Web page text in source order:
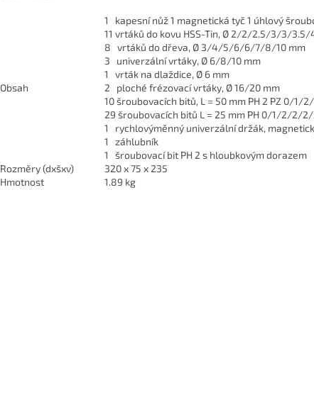
Obsah
1 kapesní nůž 1 magnetická tyč 1 úhlový
11 vrtáků do kovu HSS-Tin, Ø 2/2/2.5/3/3/
8 vrtáků do dřeva, Ø 3/4/5/6/6/7/8/10 mm
3 univerzální vrtáky, Ø 6/8/10 mm
1 vrták na dlaždice, Ø 6 mm
2 ploché frézovací vrtáky, Ø 16/20 mm
10 šroubovacích bitů, L = 50 mm PH 2 PZ 0/1/
29 šroubovacích bitů L = 25 mm PH 0/1/
1 rychlovýměnný univerzální držák,
1 záhlubník
1 šroubovací bit PH 2 s hloubkovým dorazem
Rozměry (dxšxv)
320 x 75 x 235
Hmotnost
1.89 kg